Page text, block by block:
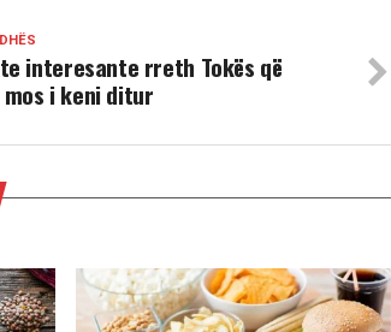
interesante rreth Tokës që
i keni ditur